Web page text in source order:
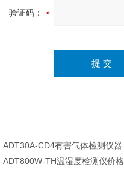
验证码：
ADT30A-CD4有害气体检测仪器
ADT800W-TH温湿度检测仪价格